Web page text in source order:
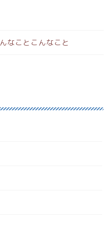
なことこんなこと